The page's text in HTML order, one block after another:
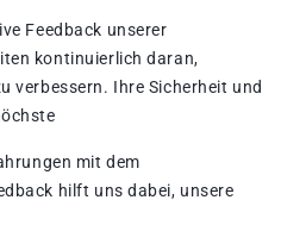
Feedback unserer
kontinuierlich daran,
verbessern. Ihre Sicherheit und
mit dem
hilft uns dabei, unsere